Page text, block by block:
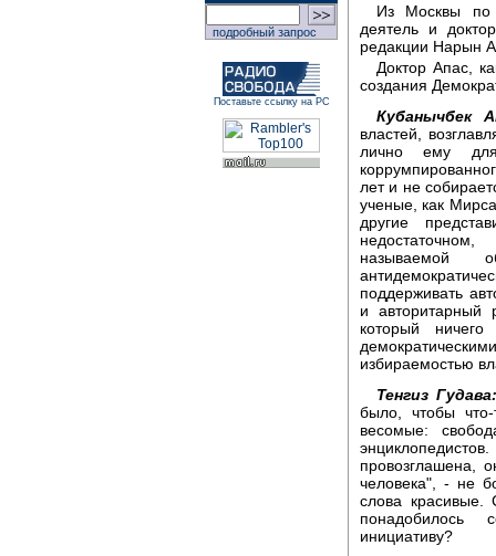
подробный запрос
Поставьте ссылку на РС
Из Москвы по
деятель и
редакции Нарын
Доктор Апас,
создания
Кубанычбек
властей,
лично ему
лет и не
ученые, как
другие
называемой
поддерживать
и авторитарный
который
избираемостью
Тенгиз Гудава:
было, чтобы
весомые:
провозглашена,
человека", - не
слова красивые.
понадобилось
инициативу?